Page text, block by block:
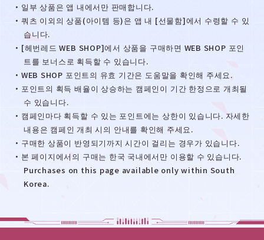
・일부 상품은 앱 내에서만 판매합니다.
・쿼츠 이외의 상품(아이템 등)은 앱 내 [선물함]에서 수령할 수 있
습니다.
・[헤번레드 WEB SHOP]에서 상품을 구매하면 WEB SHOP 포인
트를 보너스로 획득할 수 있습니다.
・WEB SHOP 포인트의 유효 기간은 도움말을 확인해 주세요.
・포인트의 획득 배율이 상승하는 캠페인이 기간 한정으로 개최될
수 있습니다.
・캠페인마다 획득할 수 있는 포인트에는 상한이 있습니다. 자세한
내용은 캠페인 개최 시의 안내를 확인해 주세요.
・구매한 상품이 반영되기까지 시간이 걸리는 경우가 있습니다.
・본 페이지에서의 구매는 한국 국내에서만 이용할 수 있습니다.
Purchases on this page available only within South
Korea.